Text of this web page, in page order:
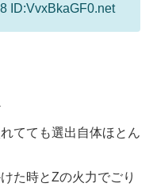
ID:VvxBkaGF0.net
てても選出自体ほとん
た時とZの火力でごり